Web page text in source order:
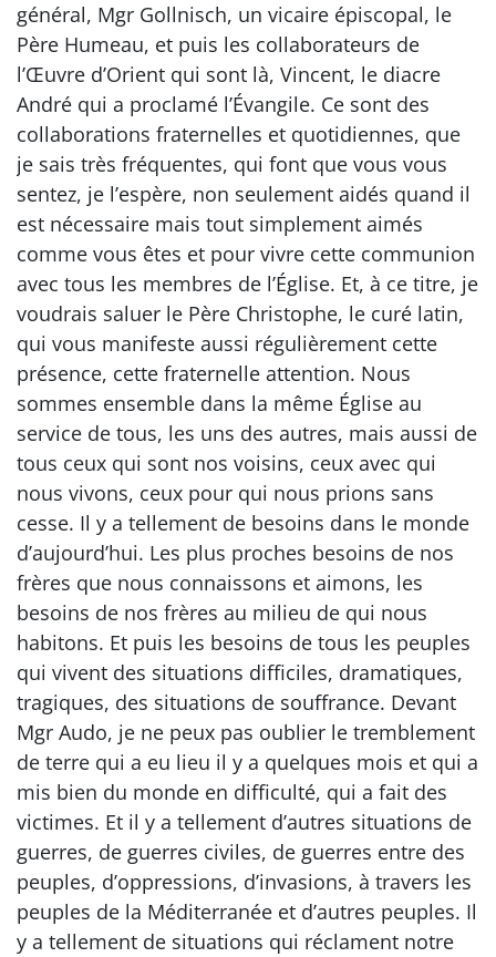
général, Mgr Gollnisch, un vicaire épiscopal, le
Père Humeau, et puis les collaborateurs de
l’Œuvre d’Orient qui sont là, Vincent, le diacre
André qui a proclamé l’Évangile. Ce sont des
collaborations fraternelles et quotidiennes, que
je sais très fréquentes, qui font que vous vous
sentez, je l’espère, non seulement aidés quand il
est nécessaire mais tout simplement aimés
comme vous êtes et pour vivre cette communion
avec tous les membres de l’Église. Et, à ce titre, je
voudrais saluer le Père Christophe, le curé latin,
qui vous manifeste aussi régulièrement cette
présence, cette fraternelle attention. Nous
sommes ensemble dans la même Église au
service de tous, les uns des autres, mais aussi de
tous ceux qui sont nos voisins, ceux avec qui
nous vivons, ceux pour qui nous prions sans
cesse. Il y a tellement de besoins dans le monde
d’aujourd’hui. Les plus proches besoins de nos
frères que nous connaissons et aimons, les
besoins de nos frères au milieu de qui nous
habitons. Et puis les besoins de tous les peuples
qui vivent des situations difficiles, dramatiques,
tragiques, des situations de souffrance. Devant
Mgr Audo, je ne peux pas oublier le tremblement
de terre qui a eu lieu il y a quelques mois et qui a
mis bien du monde en difficulté, qui a fait des
victimes. Et il y a tellement d’autres situations de
guerres, de guerres civiles, de guerres entre des
peuples, d’oppressions, d’invasions, à travers les
peuples de la Méditerranée et d’autres peuples. Il
y a tellement de situations qui réclament notre